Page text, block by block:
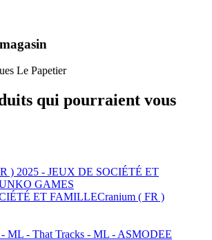
Le Papetier
qui pourraient vous
ET FAMILLECranium ( FR )